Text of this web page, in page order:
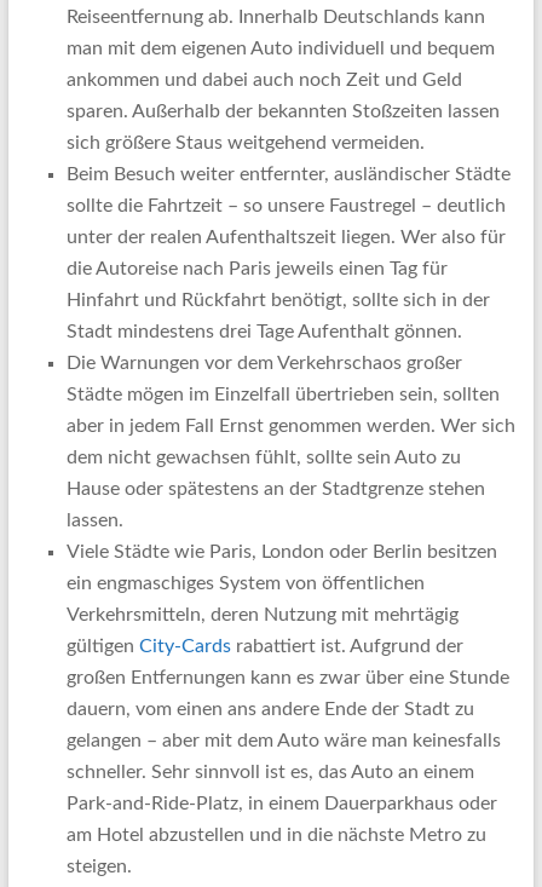
Reiseentfernung ab. Innerhalb Deutschlands kann
man mit dem eigenen Auto individuell und bequem
ankommen und dabei auch noch Zeit und Geld
sparen. Außerhalb der bekannten Stoßzeiten lassen
sich größere Staus weitgehend vermeiden.
Beim Besuch weiter entfernter, ausländischer Städte
sollte die Fahrtzeit – so unsere Faustregel – deutlich
unter der realen Aufenthaltszeit liegen. Wer also für
die Autoreise nach Paris jeweils einen Tag für
Hinfahrt und Rückfahrt benötigt, sollte sich in der
Stadt mindestens drei Tage Aufenthalt gönnen.
Die Warnungen vor dem Verkehrschaos großer
Städte mögen im Einzelfall übertrieben sein, sollten
aber in jedem Fall Ernst genommen werden. Wer sich
dem nicht gewachsen fühlt, sollte sein Auto zu
Hause oder spätestens an der Stadtgrenze stehen
lassen.
Viele Städte wie Paris, London oder Berlin besitzen
ein engmaschiges System von öffentlichen
Verkehrsmitteln, deren Nutzung mit mehrtägig
gültigen City-Cardsrabattiert ist. Aufgrund der
großen Entfernungen kann es zwar über eine Stunde
dauern, vom einen ans andere Ende der Stadt zu
gelangen – aber mit dem Auto wäre man keinesfalls
schneller. Sehr sinnvoll ist es, das Auto an einem
Park-and-Ride-Platz, in einem Dauerparkhaus oder
am Hotel abzustellen und in die nächste Metro zu
steigen.